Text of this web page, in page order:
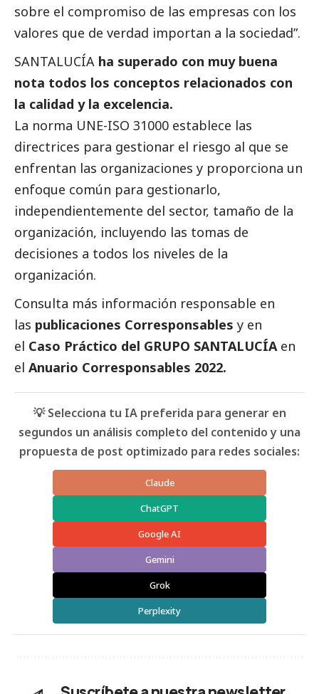
sobre el compromiso de las empresas con los
valores que de verdad importan a la sociedad”.
SANTALUCÍA ha superado con muy buena
nota todos los conceptos relacionados con
la calidad y la excelencia.
La norma UNE-ISO 31000 establece las
directrices para gestionar el riesgo al que se
enfrentan las organizaciones y proporciona un
enfoque común para gestionarlo,
independientemente del sector, tamaño de la
organización, incluyendo las tomas de
decisiones a todos los niveles de la
organización.
Consulta más información responsable en
las publicaciones Corresponsables y en
el Caso Práctico del GRUPO SANTALUCÍA en
el Anuario Corresponsables 2022.
💡 Selecciona tu IA preferida para generar en
segundos un análisis completo del contenido y una
propuesta de post optimizado para redes sociales:
Claude
ChatGPT
Google AI
Gemini
Grok
Perplexity